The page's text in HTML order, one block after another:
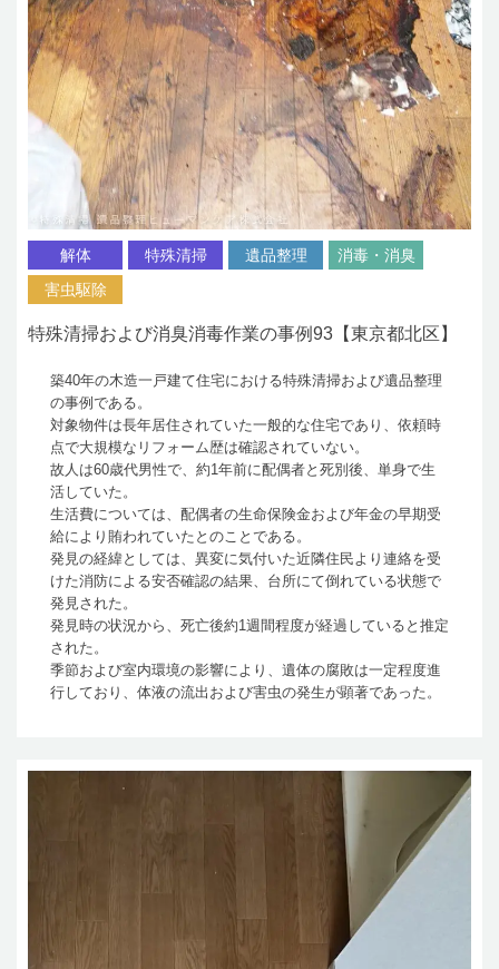
解体 特殊清掃 遺品整理
消毒・消臭
害虫駆除
特殊清掃および消臭消毒作業の事例93【東京都北区】
築40年の木造一戸建て住宅における特殊清掃および遺品整理
の事例である。
対象物件は長年居住されていた一般的な住宅であり、依頼時
点で大規模なリフォーム歴は確認されていない。
故人は60歳代男性で、約1年前に配偶者と死別後、単身で生
活していた。
生活費については、配偶者の生命保険金および年金の早期受
給により賄われていたとのことである。
発見の経緯としては、異変に気付いた近隣住民より連絡を受
けた消防による安否確認の結果、台所にて倒れている状態で
発見された。
発見時の状況から、死亡後約1週間程度が経過していると推定
された。
季節および室内環境の影響により、遺体の腐敗は一定程度進
行しており、体液の流出および害虫の発生が顕著であった。